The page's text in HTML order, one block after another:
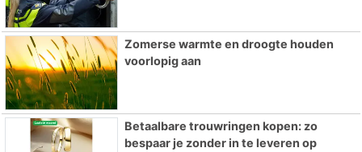
Zomerse warmte en droogte houden
voorlopig aan
Betaalbare trouwringen kopen: zo
bespaar je zonder in te leveren op